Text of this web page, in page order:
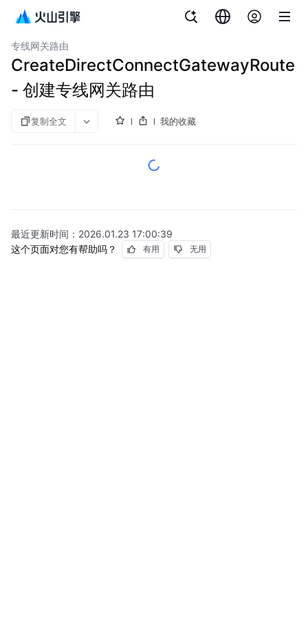
专线连接
专线网关路由
CreateDirectConnectGatewayRoute
- 创建专线网关路由
复制全文 我的收藏
最近更新时间： 2026.01.23 17:00:39
这个页面对您有帮助吗？
有用 无用